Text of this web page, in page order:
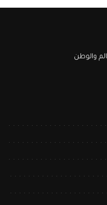
والوطن